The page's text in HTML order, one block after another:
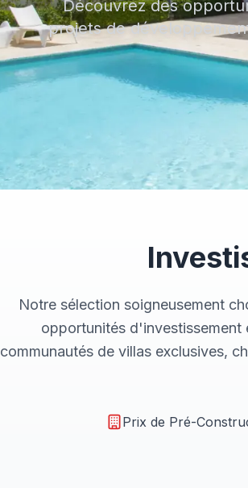
Découvrez des
projets de
Notre sélection soigneusement
opportunités d'investissement
communautés de villas exclusives,
Prix de Pré-